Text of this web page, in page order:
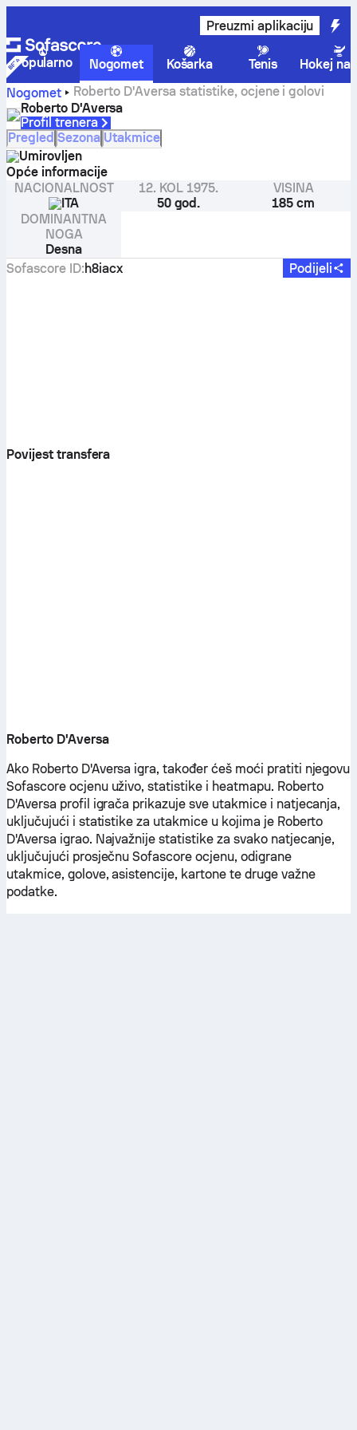
Preuzmi aplikaciju
Popularno Nogomet Košarka Tenis
Hokej na
Nogomet
Roberto D'Aversa statistike, ocjene i golovi
Roberto D'Aversa
Profil trenera
Pregled Sezona Utakmice
Umirovljen
Opće informacije
NACIONALNOST
ITA
12. KOL 1975.
50 god.
VISINA
185 cm
DOMINANTNA
NOGA
Desna
Sofascore ID:h8iacx Podijeli
Povijest transfera
Roberto D'Aversa
Ako Roberto D'Aversa igra, također ćeš moći pratiti njegovu
Sofascore ocjenu uživo, statistike i heatmapu. Roberto
D'Aversa profil igrača prikazuje sve utakmice i natjecanja,
uključujući i statistike za utakmice u kojima je Roberto
D'Aversa igrao. Najvažnije statistike za svako natjecanje,
uključujući prosječnu Sofascore ocjenu, odigrane
utakmice, golove, asistencije, kartone te druge važne
podatke.